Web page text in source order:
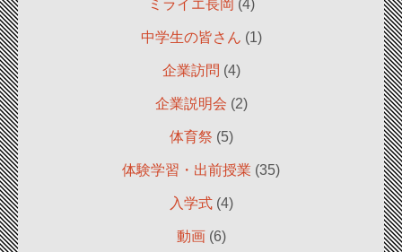
ミライエ長岡 (4)
中学生の皆さん (1)
企業訪問 (4)
企業説明会 (2)
体育祭 (5)
体験学習・出前授業 (35)
入学式(4)
動画(6)